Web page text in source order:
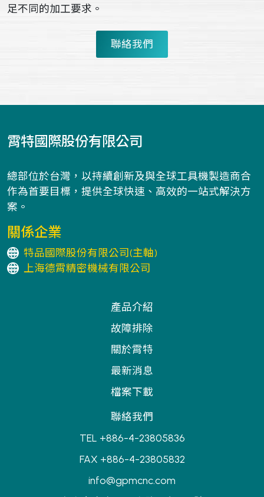
足不同的加工要求。
聯絡我們
霄特國際股份有限公司
總部位於台灣，以持續創新及與全球工具機製造商合
作為首要目標，提供全球快速、高效的一站式解決方
案。
關係企業
特品國際股份有限公司(主軸)
上海德霄精密機械有限公司
產品介紹
故障排除
關於霄特
最新消息
檔案下載
聯絡我們
TEL +886-4-23805836
FAX +886-4-23805832
info@gpmcnc.com